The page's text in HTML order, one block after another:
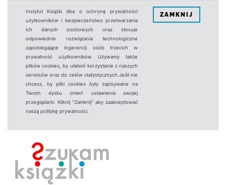
Instytut Książki dba o ochronę prywatności
użytkowników i bezpieczeństwo przetwarzania
ich danych osobowych oraz stosuje
odpowiednie rozwiązania technologiczne
zapobiegające ingerencji osób trzecich w
prywatność użytkowników. Używamy także
plików cookies, by ułatwić korzystanie z naszych
serwisów oraz do celów statystycznych.Jeśli nie
chcesz, by pliki cookies były zapisywane na
Twoim dysku zmień ustawienia swojej
przeglądarki. Kliknij "Zamknij" aby zaakceptować
naszą politykę prywatności.
ZAMKNIJ